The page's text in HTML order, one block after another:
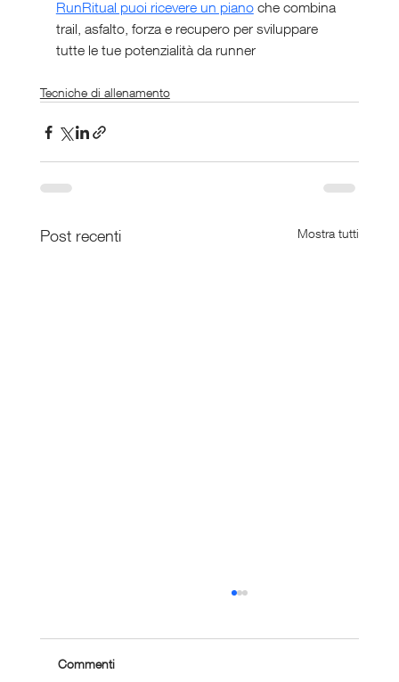
RunRitual puoi ricevere un piano che combina
trail, asfalto, forza e recupero per sviluppare
tutte le tue potenzialità da runner
Tecniche di allenamento
Post recenti Mostra tutti
Commenti